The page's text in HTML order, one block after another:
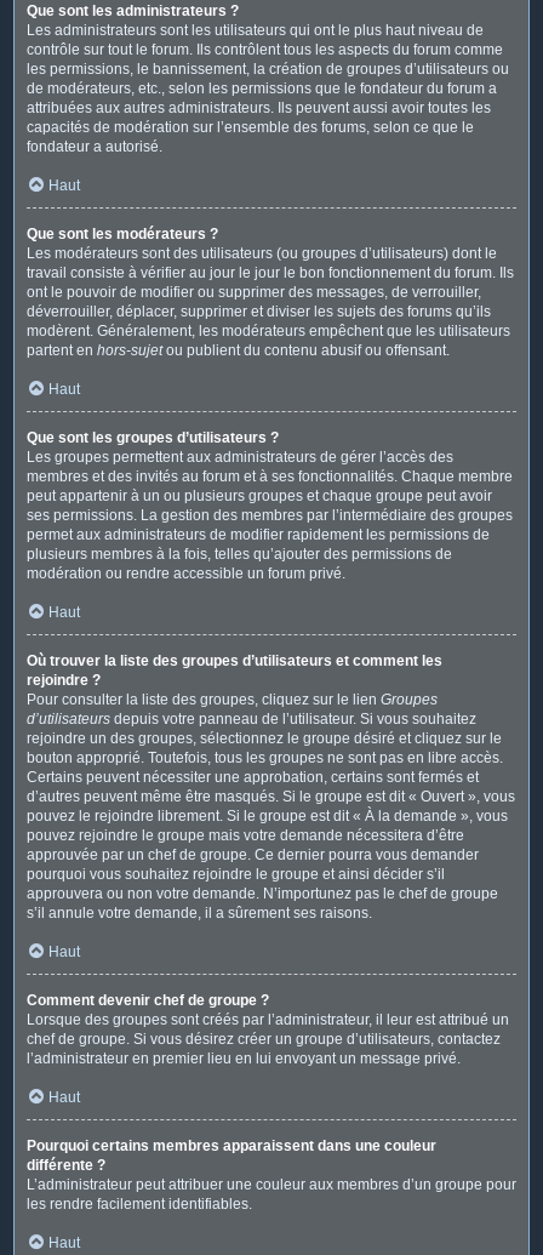
Que sont les administrateurs ?
Les administrateurs sont les utilisateurs qui ont le plus haut niveau de
contrôle sur tout le forum. Ils contrôlent tous les aspects du forum comme
les permissions, le bannissement, la création de groupes d’utilisateurs ou
de modérateurs, etc., selon les permissions que le fondateur du forum a
attribuées aux autres administrateurs. Ils peuvent aussi avoir toutes les
capacités de modération sur l’ensemble des forums, selon ce que le
fondateur a autorisé.
Haut
Que sont les modérateurs ?
Les modérateurs sont des utilisateurs (ou groupes d’utilisateurs) dont le
travail consiste à vérifier au jour le jour le bon fonctionnement du forum. Ils
ont le pouvoir de modifier ou supprimer des messages, de verrouiller,
déverrouiller, déplacer, supprimer et diviser les sujets des forums qu’ils
modèrent. Généralement, les modérateurs empêchent que les utilisateurs
partent en hors-sujetou publient du contenu abusif ou offensant.
Haut
Que sont les groupes d’utilisateurs ?
Les groupes permettent aux administrateurs de gérer l’accès des
membres et des invités au forum et à ses fonctionnalités. Chaque membre
peut appartenir à un ou plusieurs groupes et chaque groupe peut avoir
ses permissions. La gestion des membres par l’intermédiaire des groupes
permet aux administrateurs de modifier rapidement les permissions de
plusieurs membres à la fois, telles qu’ajouter des permissions de
modération ou rendre accessible un forum privé.
Haut
Où trouver la liste des groupes d’utilisateurs et comment les
rejoindre ?
Pour consulter la liste des groupes, cliquez sur le lien Groupes
d’utilisateurs depuis votre panneau de l’utilisateur. Si vous souhaitez
rejoindre un des groupes, sélectionnez le groupe désiré et cliquez sur le
bouton approprié. Toutefois, tous les groupes ne sont pas en libre accès.
Certains peuvent nécessiter une approbation, certains sont fermés et
d’autres peuvent même être masqués. Si le groupe est dit « Ouvert », vous
pouvez le rejoindre librement. Si le groupe est dit « À la demande », vous
pouvez rejoindre le groupe mais votre demande nécessitera d’être
approuvée par un chef de groupe. Ce dernier pourra vous demander
pourquoi vous souhaitez rejoindre le groupe et ainsi décider s’il
approuvera ou non votre demande. N’importunez pas le chef de groupe
s’il annule votre demande, il a sûrement ses raisons.
Haut
Comment devenir chef de groupe ?
Lorsque des groupes sont créés par l’administrateur, il leur est attribué un
chef de groupe. Si vous désirez créer un groupe d’utilisateurs, contactez
l’administrateur en premier lieu en lui envoyant un message privé.
Haut
Pourquoi certains membres apparaissent dans une couleur
différente ?
L’administrateur peut attribuer une couleur aux membres d’un groupe pour
les rendre facilement identifiables.
Haut